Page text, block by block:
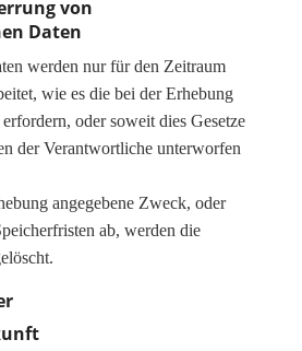
von
Daten
werden nur für den Zeitraum
wie es die bei der Erhebung
oder soweit dies Gesetze
der Verantwortliche unterworfen
angegebene Zweck, oder
ab, werden die